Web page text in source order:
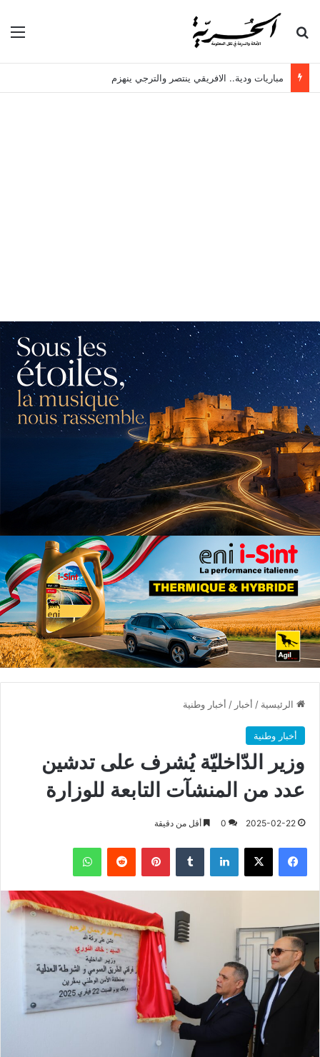
بحث عن
مباريات ودية.. الافريقي ينتصر والترجي ينهزم
الرئيسية / أخبار / أخبار وطنية
أخبار وطنية
وزير الدّاخليّة يُشرف على تدشين
عدد من المنشآت التابعة للوزارة
2025-02-22
0 أقل من دقيقة
فيسبوك X لينكدإن بينتيريست واتساب